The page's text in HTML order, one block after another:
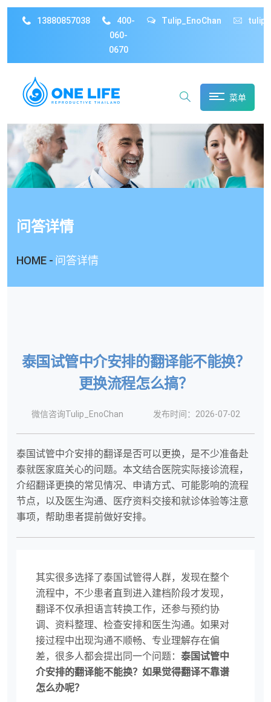
13880857038
400-
060-
0670
Tulip_EnoChan
菜单
问答详情
HOME - 问答详情
泰国试管中介安排的翻译能不能换？
更换流程怎么搞？
微信咨询Tulip_EnoChan 发布时间：2026-07-02
泰国试管中介安排的翻译是否可以更换，是不少准备赴
泰就医家庭关心的问题。本文结合医院实际接诊流程，
介绍翻译更换的常见情况、申请方式、可能影响的流程
节点，以及医生沟通、医疗资料交接和就诊体验等注意
事项，帮助患者提前做好安排。
其实很多选择了泰国试管得人群，发现在整个
流程中，不少患者直到进入建档阶段才发现，
翻译不仅承担语言转换工作，还参与预约协
调、资料整理、检查安排和医生沟通。如果对
接过程中出现沟通不顺畅、专业理解存在偏
差，很多人都会提出同一个问题： 泰国试管中
介安排的翻译能不能换？如果觉得翻译不靠谱
怎么办呢？